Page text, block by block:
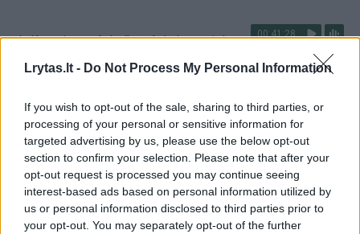
Lrytas.lt - Do Not Process My Personal Information
If you wish to opt-out of the sale, sharing to third parties, or
processing of your personal or sensitive information for
targeted advertising by us, please use the below opt-out
section to confirm your selection. Please note that after your
opt-out request is processed you may continue seeing
interest-based ads based on personal information utilized by
us or personal information disclosed to third parties prior to
your opt-out. You may separately opt-out of the further
00:41:28
L. Kontrimas, A. Lašas, A. Lyberytė: ko nesupranta
Mindaugas Sinkevičius?
Visi įrašai
Žiūrimiausi įrašai